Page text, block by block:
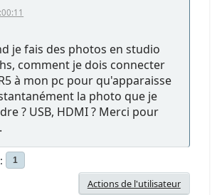
je fais des photos en studio
comment je dois connecter
à mon pc pour qu'apparaisse
la photo que je
? USB, HDMI ? Merci pour
1
Actions de l'utilisateur